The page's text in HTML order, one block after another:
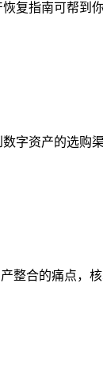
复指南可帮到
字资产的选购
整合的痛点，